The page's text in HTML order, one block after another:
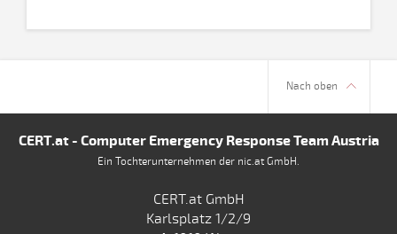
Nach oben
CERT.at - Computer Emergency Response Team Austria
Ein Tochterunternehmen der nic.at GmbH.
CERT.at GmbH
Karlsplatz 1/2/9